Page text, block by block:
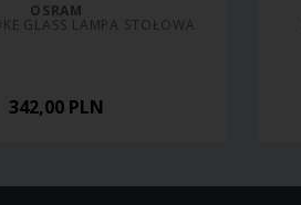
OSRAM
GLASS LAMPA STOŁOWA
342,00 PLN